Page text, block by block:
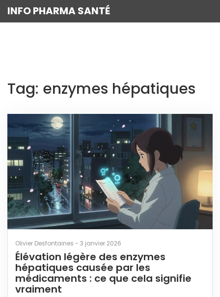
INFO PHARMA SANTÉ
Tag: enzymes hépatiques
Olivier Desfontaines - 3 janvier 2026
Élévation légère des enzymes
hépatiques causée par les
médicaments : ce que cela signifie
vraiment